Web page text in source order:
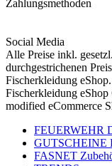
Zahlungsmethoden
Social Media
Alle Preise inkl.
durchgestrichenen
Fischerkleidung eShop.
Fischerkleidung
modified eCommerce
FEUERWEHR
GUTSCHEINE
FASNET